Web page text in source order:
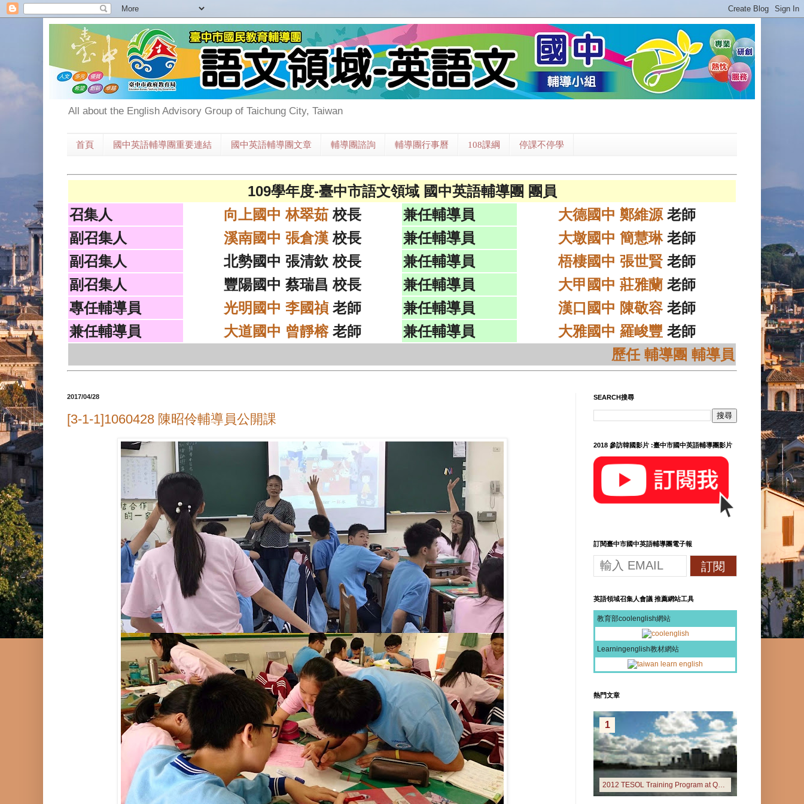
All about the English Advisory Group of Taichung City, Taiwan
首頁 國中英語輔導團重要連結 國中英語輔導團文章 輔導團諮詢 輔導團行事曆 108課綱 停課不停學
109學年度-臺中市語文領域 國中英語輔導團 團員
召集人
向上國中 林翠茹 校長 兼任輔導員 大德國中 鄭維源 老師
副召集人
溪南國中 張倉漢 校長 兼任輔導員 大墩國中 簡慧琳老師
副召集人
北勢國中 張清欽 校長 兼任輔導員 梧棲國中 張世賢老師
副召集人
豐陽國中 蔡瑞昌 校長 兼任輔導員 大甲國中 莊雅蘭 老師
專任輔導員
光明國中 李國禎 老師 兼任輔導員 漢口國中 陳敬容老師
兼任輔導員
大道國中 曾靜榕老師 兼任輔導員 大雅國中 羅峻豐 老師
歷任 輔導團 輔導員
2017/04/28
[3-1-1]1060428 陳昭伶輔導員公開課
SEARCH搜尋
2018 參訪韓國影片 :臺中市國中英語輔導團影片
訂閱臺中市國中英語輔導團電子報
英語領域召集人會議 推薦網站工具
教育部coolenglish網站
Learningenglish教材網站
熱門文章
2012 TESOL Training Program at Queensland University of Technology
1